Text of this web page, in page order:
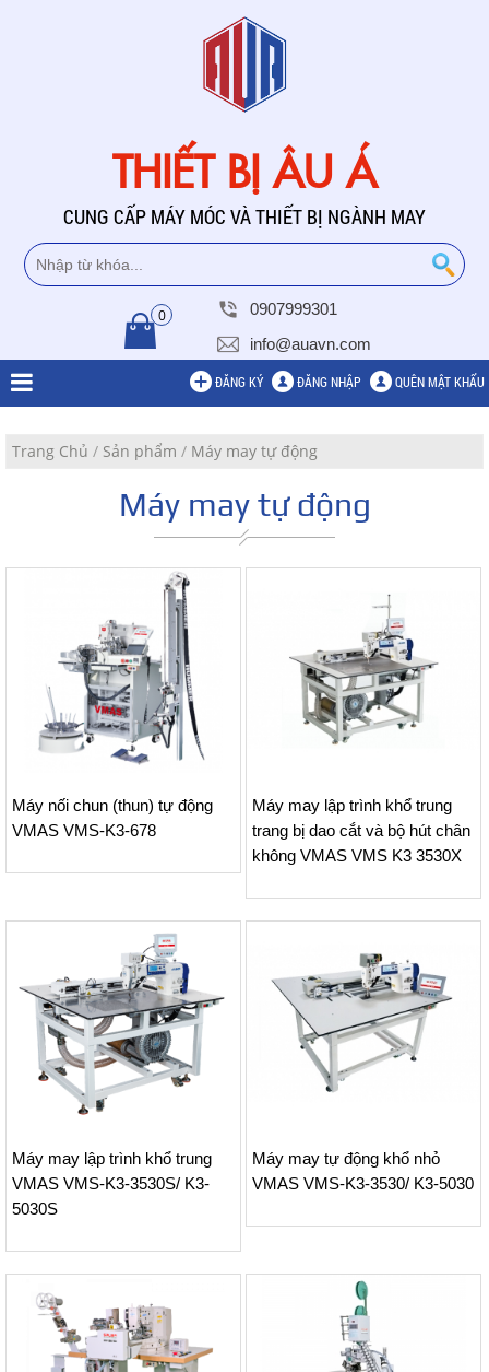
THIẾT BỊ ÂU Á
CUNG CẤP MÁY MÓC VÀ THIẾT BỊ NGÀNH MAY
0
0907999301
info@auavn.com
ĐĂNG KÝ ĐĂNG NHẬP QUÊN MẬT KHẨU
Trang Chủ / Sản phẩm / Máy may tự động
Máy may tự động
Máy nối chun (thun) tự động
VMAS VMS-K3-678
Máy may lập trình khổ trung
trang bị dao cắt và bộ hút chân
không VMAS VMS K3 3530X
Máy may lập trình khổ trung
VMAS VMS-K3-3530S/ K3-
5030S
Máy may tự động khổ nhỏ
VMAS VMS-K3-3530/ K3-5030